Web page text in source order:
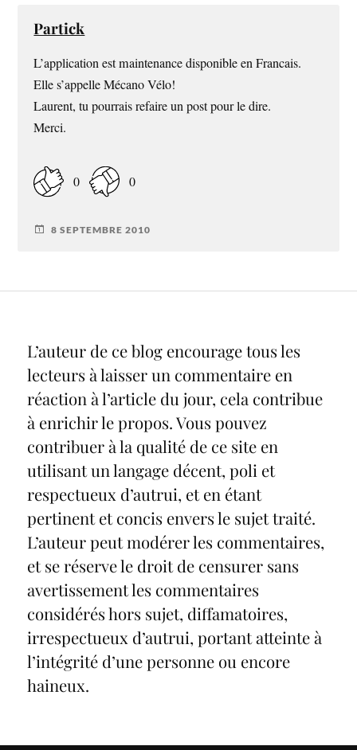
Partick
L’application est maintenance disponible en Francais.
Elle s’appelle Mécano Vélo!
Laurent, tu pourrais refaire un post pour le dire.
Merci.
0 0
8 SEPTEMBRE 2010
L’auteur de ce blog encourage tous les
lecteurs à laisser un commentaire en
réaction à l’article du jour, cela contribue
à enrichir le propos. Vous pouvez
contribuer à la qualité de ce site en
utilisant un langage décent, poli et
respectueux d’autrui, et en étant
pertinent et concis envers le sujet traité.
L’auteur peut modérer les commentaires,
et se réserve le droit de censurer sans
avertissement les commentaires
considérés hors sujet, diffamatoires,
irrespectueux d’autrui, portant atteinte à
l’intégrité d’une personne ou encore
haineux.